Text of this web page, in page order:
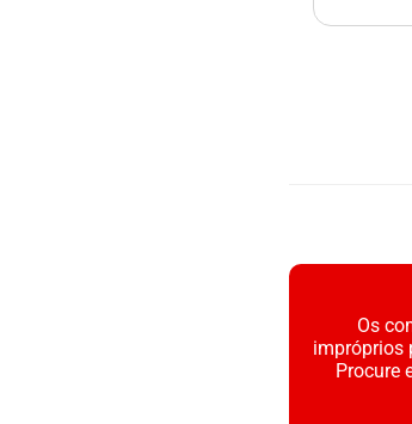
Os
impróprios
Procure